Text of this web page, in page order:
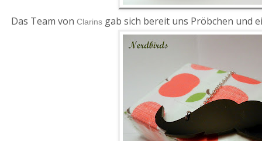
Das Team von Clarins gab sich bereit uns Pröbchen und